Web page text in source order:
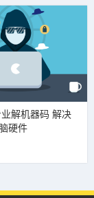
解机器码 解决
硬件